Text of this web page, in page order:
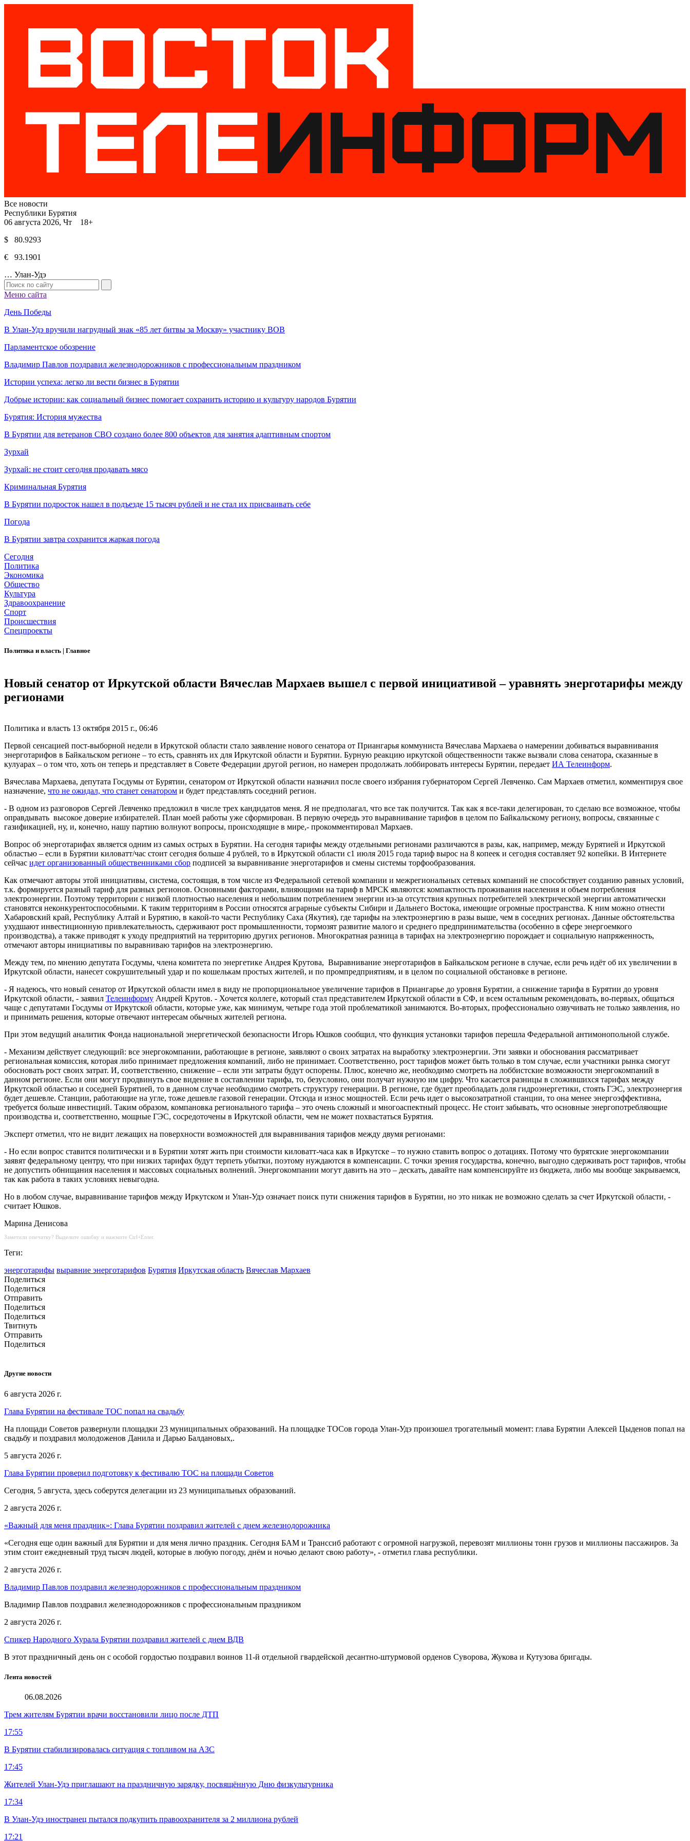
Все новости
Республики Бурятия
06 августа 2026, Чт 18+
$ 80.9293
€ 93.1901
… Улан-Удэ
Меню сайта
День Победы
В Улан-Удэ вручили нагрудный знак «85 лет битвы за Москву» участнику ВОВ
Парламентское обозрение
Владимир Павлов поздравил железнодорожников с профессиональным праздником
Истории успеха: легко ли вести бизнес в Бурятии
Добрые истории: как социальный бизнес помогает сохранить историю и культуру народов Бурятии
Бурятия: История мужества
В Бурятии для ветеранов СВО создано более 800 объектов для занятия адаптивным спортом
Зурхай
Зурхай: не стоит сегодня продавать мясо
Криминальная Бурятия
В Бурятии подросток нашел в подъезде 15 тысяч рублей и не стал их присваивать себе
Погода
В Бурятии завтра сохранится жаркая погода
Сегодня
Политика
Экономика
Общество
Культура
Здравоохранение
Спорт
Происшествия
Спецпроекты
Политика и власть | Главное
Новый сенатор от Иркутской области Вячеслав Мархаев вышел с первой инициативой – уравнять энерготарифы между
регионами
Политика и власть 13 октября 2015 г., 06:46
Первой сенсацией пост-выборной недели в Иркутской области стало заявление нового сенатора от Приангарья коммуниста Вячеслава Мархаева о намерении добиваться выравнивания
энерготарифов в Байкальском регионе – то есть, сравнять их для Иркутской области и Бурятии. Бурную реакцию иркутской общественности также вызвали слова сенатора, сказанные в
кулуарах – о том что, хоть он теперь и представляет в Совете Федерации другой регион, но намерен продолжать лоббировать интересы Бурятии, передает ИА Телеинформ.
Вячеслава Мархаева, депутата Госдумы от Бурятии, сенатором от Иркутской области назначил после своего избрания губернатором Сергей Левченко. Сам Мархаев отметил, комментируя свое
назначение, что не ожидал, что станет сенатором и будет представлять соседний регион.
- В одном из разговоров Сергей Левченко предложил в числе трех кандидатов меня. Я не предполагал, что все так получится. Так как я все-таки делегирован, то сделаю все возможное, чтобы
оправдывать высокое доверие избирателей. План моей работы уже сформирован. В первую очередь это выравнивание тарифов в целом по Байкальскому региону, вопросы, связанные с
газификацией, ну, и, конечно, нашу партию волнуют вопросы, происходящие в мире,- прокомментировал Мархаев.
Вопрос об энерготарифах является одним из самых острых в Бурятии. На сегодня тарифы между отдельными регионами различаются в разы, как, например, между Бурятией и Иркутской
областью – если в Бурятии киловатт/час стоит сегодня больше 4 рублей, то в Иркутской области с1 июля 2015 года тариф вырос на 8 копеек и сегодня составляет 92 копейки. В Интернете
сейчас идет организованный общественниками сбор подписей за выравнивание энерготарифов и смены системы торфообразования.
Как отмечают авторы этой инициативы, система, состоящая, в том числе из Федеральной сетевой компании и межрегиональных сетевых компаний не способствует созданию равных условий,
т.к. формируется разный тариф для разных регионов. Основными факторами, влияющими на тариф в МРСК являются: компактность проживания населения и объем потребления
электроэнергии. Поэтому территории с низкой плотностью населения и небольшим потреблением энергии из-за отсутствия крупных потребителей электрической энергии автоматически
становятся неконкурентоспособными. К таким территориям в России относятся аграрные субъекты Сибири и Дальнего Востока, имеющие огромные пространства. К ним можно отнести
Хабаровский край, Республику Алтай и Бурятию, в какой-то части Республику Саха (Якутия), где тарифы на электроэнергию в разы выше, чем в соседних регионах. Данные обстоятельства
ухудшают инвестиционную привлекательность, сдерживают рост промышленности, тормозят развитие малого и среднего предпринимательства (особенно в сфере энергоемкого
производства), а также приводят к уходу предприятий на территорию других регионов. Многократная разница в тарифах на электроэнергию порождает и социальную напряженность,
отмечают авторы инициативы по выравниваю тарифов на электроэнергию.
Между тем, по мнению депутата Госдумы, члена комитета по энергетике Андрея Крутова, Выравнивание энерготарифов в Байкальском регионе в случае, если речь идёт об их увеличении в
Иркутской области, нанесет сокрушительный удар и по кошелькам простых жителей, и по промпредприятиям, и в целом по социальной обстановке в регионе.
- Я надеюсь, что новый сенатор от Иркутской области имел в виду не пропорциональное увеличение тарифов в Приангарье до уровня Бурятии, а снижение тарифа в Бурятии до уровня
Иркутской области, - заявил Телеинформу Андрей Крутов. - Хочется коллеге, который стал представителем Иркутской области в СФ, и всем остальным рекомендовать, во-первых, общаться
чаще с депутатами Госдумы от Иркутской области, которые уже, как минимум, четыре года этой проблематикой занимаются. Во-вторых, профессионально озвучивать не только заявления, но
и принимать решения, которые отвечают интересам обычных жителей региона.
При этом ведущий аналитик Фонда национальной энергетической безопасности Игорь Юшков сообщил, что функция установки тарифов перешла Федеральной антимонопольной службе.
- Механизм действует следующий: все энергокомпании, работающие в регионе, заявляют о своих затратах на выработку электроэнергии. Эти заявки и обоснования рассматривает
региональная комиссия, которая либо принимает предложения компаний, либо не принимает. Соответственно, рост тарифов может быть только в том случае, если участники рынка смогут
обосновать рост своих затрат. И, соответственно, снижение – если эти затраты будут оспорены. Плюс, конечно же, необходимо смотреть на лоббистские возможности энергокомпаний в
данном регионе. Если они могут продвинуть свое видение в составлении тарифа, то, безусловно, они получат нужную им цифру. Что касается разницы в сложившихся тарифах между
Иркутской областью и соседней Бурятией, то в данном случае необходимо смотреть структуру генерации. В регионе, где будет преобладать доля гидроэнергетики, стоять ГЭС, электроэнергия
будет дешевле. Станции, работающие на угле, тоже дешевле газовой генерации. Отсюда и износ мощностей. Если речь идет о высокозатратной станции, то она менее энергоэффективна,
требуется больше инвестиций. Таким образом, компановка регионального тарифа – это очень сложный и многоаспектный процесс. Не стоит забывать, что основные энергопотребляющие
производства и, соответственно, мощные ГЭС, сосредоточены в Иркутской области, чем не может похвастаться Бурятия.
Эксперт отметил, что не видит лежащих на поверхности возможностей для выравнивания тарифов между двумя регионами:
- Но если вопрос ставится политически и в Бурятии хотят жить при стоимости киловатт-часа как в Иркутске – то нужно ставить вопрос о дотациях. Потому что бурятские энергокомпании
заявят федеральному центру, что при низких тарифах будут терпеть убытки, поэтому нуждаются в компенсации. С точки зрения государства, конечно, выгодно сдерживать рост тарифов, чтобы
не допустить обнищания населения и массовых социальных волнений. Энергокомпании могут давить на это – дескать, давайте нам компенсируйте из бюджета, либо мы вообще закрываемся,
так как работа в таких условиях невыгодна.
Но в любом случае, выравнивание тарифов между Иркутском и Улан-Удэ означает поиск пути снижения тарифов в Бурятии, но это никак не возможно сделать за счет Иркутской области, -
считает Юшков.
Марина Денисова
Заметили опечатку? Выделите ошибку и нажмите Ctrl+Enter.
Теги:
энерготарифы выравние энерготарифов Бурятия Иркутская область Вячеслав Мархаев
Поделиться
Поделиться
Отправить
Поделиться
Поделиться
Твитнуть
Отправить
Поделиться
Другие новости
6 августа 2026 г.
Глава Бурятии на фестивале ТОС попал на свадьбу
На площади Советов развернули площадки 23 муниципальных образований. На площадке ТОСов города Улан-Удэ произошел трогательный момент: глава Бурятии Алексей Цыденов попал на
свадьбу и поздравил молодоженов Данила и Дарью Балдановых,.
5 августа 2026 г.
Глава Бурятии проверил подготовку к фестивалю ТОС на площади Советов
Сегодня, 5 августа, здесь соберутся делегации из 23 муниципальных образований.
2 августа 2026 г.
«Важный для меня праздник»: Глава Бурятии поздравил жителей с днем железнодорожника
«Сегодня еще один важный для Бурятии и для меня лично праздник. Сегодня БАМ и Транссиб работают с огромной нагрузкой, перевозят миллионы тонн грузов и миллионы пассажиров. За
этим стоит ежедневный труд тысяч людей, которые в любую погоду, днём и ночью делают свою работу», - отметил глава республики.
2 августа 2026 г.
Владимир Павлов поздравил железнодорожников с профессиональным праздником
Владимир Павлов поздравил железнодорожников с профессиональным праздником
2 августа 2026 г.
Спикер Народного Хурала Бурятии поздравил жителей с днем ВДВ
В этот праздничный день он с особой гордостью поздравил воинов 11-й отдельной гвардейской десантно-штурмовой орденов Суворова, Жукова и Кутузова бригады.
Лента новостей
06.08.2026
Трем жителям Бурятии врачи восстановили лицо после ДТП
17:55
В Бурятии стабилизировалась ситуация с топливом на АЗС
17:45
Жителей Улан-Удэ приглашают на праздничную зарядку, посвящённую Дню физкультурника
17:34
В Улан-Удэ иностранец пытался подкупить правоохранителя за 2 миллиона рублей
17:21